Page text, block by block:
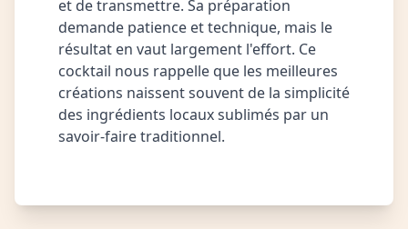
et de transmettre. Sa préparation
demande patience et technique, mais le
résultat en vaut largement l'effort. Ce
cocktail nous rappelle que les meilleures
créations naissent souvent de la simplicité
des ingrédients locaux sublimés par un
savoir-faire traditionnel.